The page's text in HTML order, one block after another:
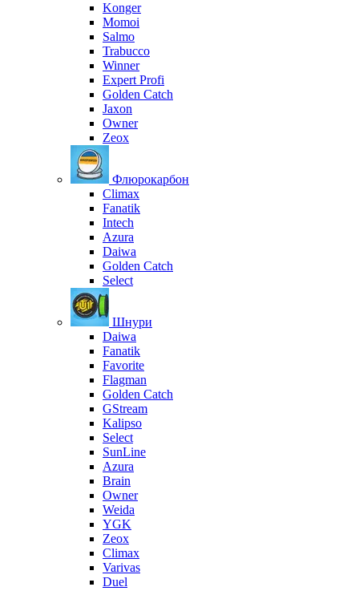
Konger
Momoi
Salmo
Trabucco
Winner
Expert Profi
Golden Catch
Jaxon
Owner
Zeox
Флюрокарбон
Climax
Fanatik
Intech
Azura
Daiwa
Golden Catch
Select
Шнури
Daiwa
Fanatik
Favorite
Flagman
Golden Catch
GStream
Kalipso
Select
SunLine
Azura
Brain
Owner
Weida
YGK
Zeox
Climax
Varivas
Duel